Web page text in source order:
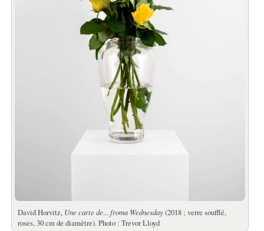
David Horvitz, Une carte de...froma Wednesday(2018 ; verre soufflé,
roses, 30 cm de diamètre). Photo : Trevor Lloyd